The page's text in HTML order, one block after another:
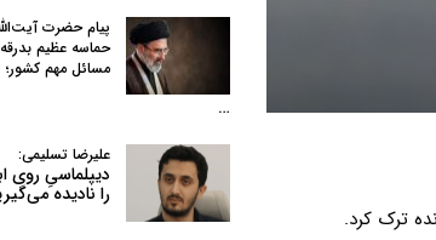
ترک کرد.
پیام حضرت
حماسه عظیم
مسائل مهم کشور؛
…
علیرضا تسلیمی:
دیپلماسیِ روی
را نادیده